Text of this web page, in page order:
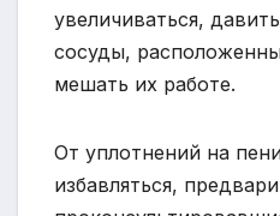
увеличиваться,
сосуды,
мешать их работе.
От уплотнений на
избавляться,